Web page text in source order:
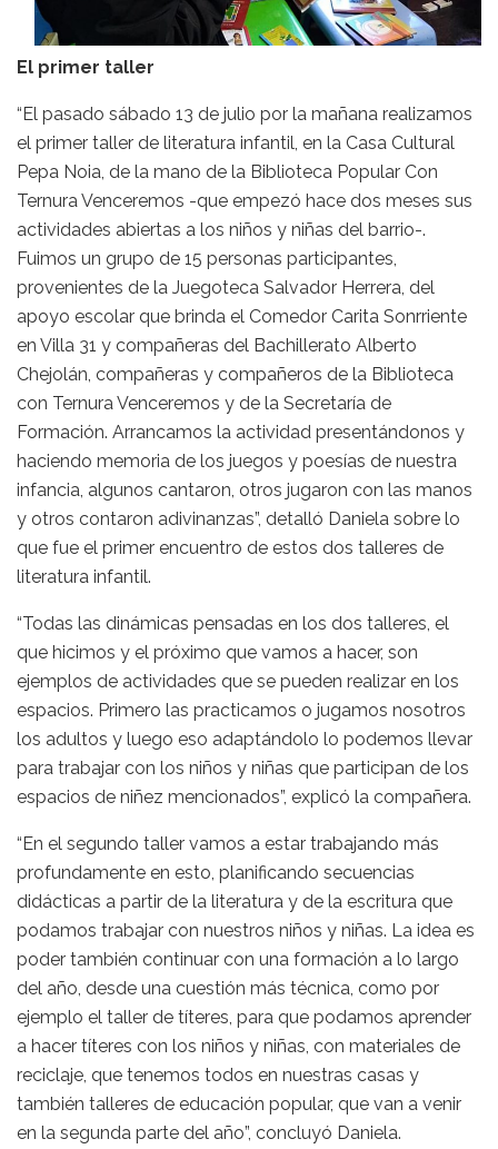
El primer taller
“El pasado sábado 13 de julio por la mañana realizamos
el primer taller de literatura infantil, en la Casa Cultural
Pepa Noia, de la mano de la Biblioteca Popular Con
Ternura Venceremos -que empezó hace dos meses sus
actividades abiertas a los niños y niñas del barrio-.
Fuimos un grupo de 15 personas participantes,
provenientes de la Juegoteca Salvador Herrera, del
apoyo escolar que brinda el Comedor Carita Sonrriente
en Villa 31 y compañeras del Bachillerato Alberto
Chejolán, compañeras y compañeros de la Biblioteca
con Ternura Venceremos y de la Secretaría de
Formación. Arrancamos la actividad presentándonos y
haciendo memoria de los juegos y poesías de nuestra
infancia, algunos cantaron, otros jugaron con las manos
y otros contaron adivinanzas”, detalló Daniela sobre lo
que fue el primer encuentro de estos dos talleres de
literatura infantil.
“Todas las dinámicas pensadas en los dos talleres, el
que hicimos y el próximo que vamos a hacer, son
ejemplos de actividades que se pueden realizar en los
espacios. Primero las practicamos o jugamos nosotros
los adultos y luego eso adaptándolo lo podemos llevar
para trabajar con los niños y niñas que participan de los
espacios de niñez mencionados”, explicó la compañera.
“En el segundo taller vamos a estar trabajando más
profundamente en esto, planificando secuencias
didácticas a partir de la literatura y de la escritura que
podamos trabajar con nuestros niños y niñas. La idea es
poder también continuar con una formación a lo largo
del año, desde una cuestión más técnica, como por
ejemplo el taller de títeres, para que podamos aprender
a hacer títeres con los niños y niñas, con materiales de
reciclaje, que tenemos todos en nuestras casas y
también talleres de educación popular, que van a venir
en la segunda parte del año”, concluyó Daniela.